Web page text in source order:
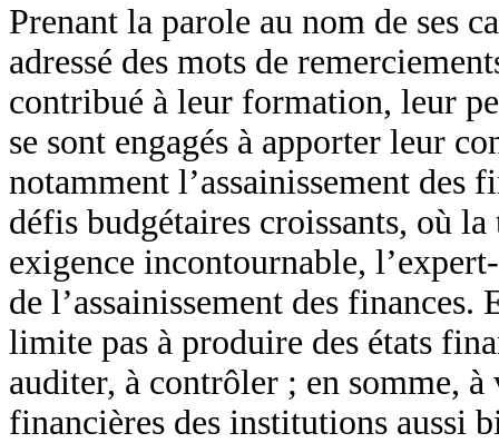
Prenant la parole au nom de ses
adressé des mots de
contribué à leur formation, leur
se sont engagés à apporter leur
notamment l’assainissement des
défis budgétaires croissants, où
exigence incontournable,
de l’assainissement des
limite pas à produire des états
auditer, à contrôler ; en somme,
financières des institutions aussi